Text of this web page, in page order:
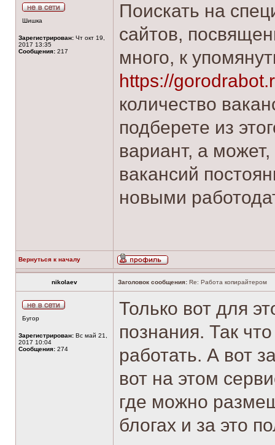
Шишка
Зарегистрирован: Чт окт 19,
2017 13:35
Сообщения: 217
Поискать на
сайтов,
много, к
https://
количество
подберете из
вариант, а
вакансий
новыми
Вернуться к началу
nikolaev Заголовок сообщения: Re: Работа копирайтером
Бугор
Зарегистрирован: Вс май 21,
2017 10:04
Сообщения: 274
Только вот для
познания. Так
работать. А вот
вот на этом
где можно
блогах и за это